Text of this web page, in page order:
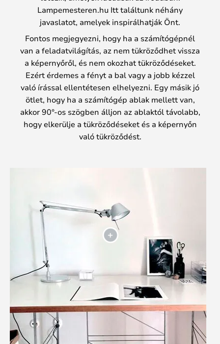
Lampemesteren.hu Itt találtunk néhány
javaslatot, amelyek inspirálhatják Önt.
Fontos megjegyezni, hogy ha a számítógépnél
van a feladatvilágítás, az nem tükröződhet vissza
a képernyőről, és nem okozhat tükröződéseket.
Ezért érdemes a fényt a bal vagy a jobb kézzel
való írással ellentétesen elhelyezni. Egy másik jó
ötlet, hogy ha a számítógép ablak mellett van,
akkor 90°-os szögben álljon az ablaktól távolabb,
hogy elkerülje a tükröződéseket és a képernyőn
való tükröződést.